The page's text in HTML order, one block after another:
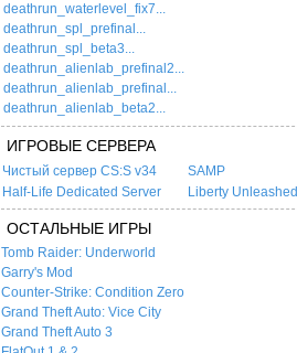
deathrun_waterlevel_fix7...
deathrun_spl_prefinal...
deathrun_spl_beta3...
deathrun_alienlab_prefinal2...
deathrun_alienlab_prefinal...
deathrun_alienlab_beta2...
ИГРОВЫЕ СЕРВЕРА
Чистый сервер CS:S v34
SAMP
Half-Life Dedicated Server
Liberty Unleashed
ОСТАЛЬНЫЕ ИГРЫ
Tomb Raider: Underworld
Garry's Mod
Counter-Strike: Condition Zero
Grand Theft Auto: Vice City
Grand Theft Auto 3